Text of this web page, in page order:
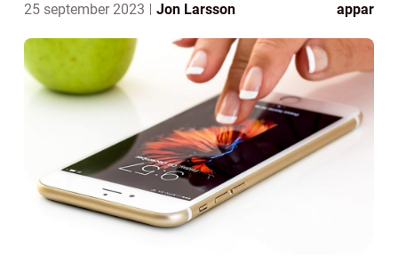
25 september 2023 Jon Larsson appar